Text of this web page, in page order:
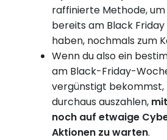
raffinierte Methode, um
bereits am Black
haben, nochmals zum
Wenn du also ein
am Black-Friday-
vergünstigt bekommst,
durchaus auszahlen,
noch auf etwaige
Aktionen zu warten.